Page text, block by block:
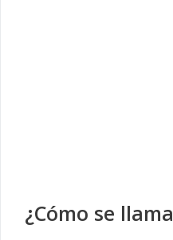
¿Cómo se